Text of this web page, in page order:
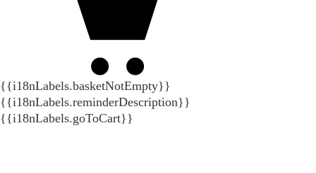
{{i18nLabels.basketNotEmpty}}
{{i18nLabels.reminderDescription}}
{{i18nLabels.goToCart}}